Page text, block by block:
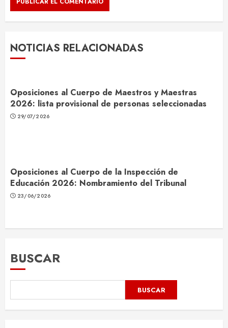
NOTICIAS RELACIONADAS
Oposiciones al Cuerpo de Maestros y Maestras
2026: lista provisional de personas seleccionadas
29/07/2026
Oposiciones al Cuerpo de la Inspección de
Educación 2026: Nombramiento del Tribunal
23/06/2026
BUSCAR
BUSCAR